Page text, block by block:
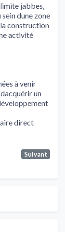
jabbes,
dune zone
construction
activité
à venir
un
direct
Suivant